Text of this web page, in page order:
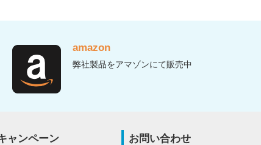
amazon
弊社製品をアマゾンにて販売中
ャンペーン お問い合わせ